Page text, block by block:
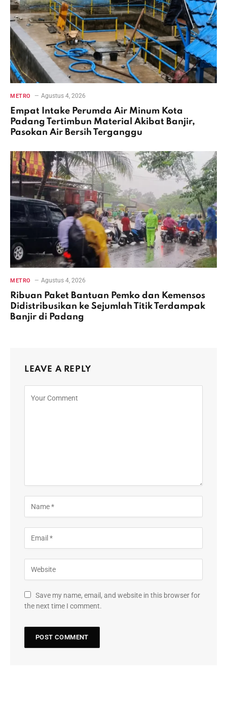
METRO Agustus 4, 2026
Empat Intake Perumda Air Minum Kota
Padang Tertimbun Material Akibat Banjir,
Pasokan Air Bersih Terganggu
METRO Agustus 4, 2026
Ribuan Paket Bantuan Pemko dan Kemensos
Didistribusikan ke Sejumlah Titik Terdampak
Banjir di Padang
LEAVE A REPLY
Save my name, email, and website in this browser for
the next time I comment.